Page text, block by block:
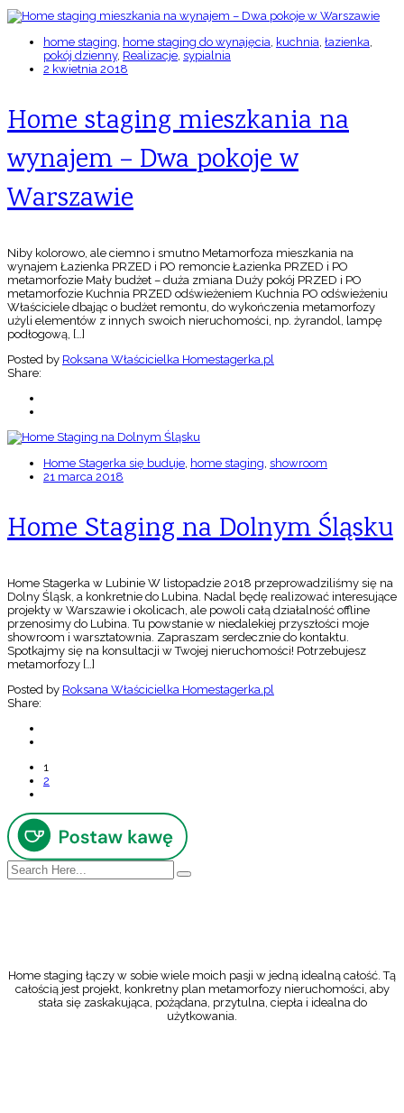
home staging, home staging do wynajęcia, kuchnia, łazienka,
pokój dzienny, Realizacje, sypialnia
2 kwietnia 2018
Home staging mieszkania na
wynajem – Dwa pokoje w
Warszawie
Niby kolorowo, ale ciemno i smutno Metamorfoza mieszkania na
wynajem Łazienka PRZED i PO remoncie Łazienka PRZED i PO
metamorfozie Mały budżet – duża zmiana Duży pokój PRZED i PO
metamorfozie Kuchnia PRZED odświeżeniem Kuchnia PO odświeżeniu
Właściciele dbając o budżet remontu, do wykończenia metamorfozy
użyli elementów z innych swoich nieruchomości, np. żyrandol, lampę
podłogową, […]
Posted by Roksana Właścicielka Homestagerka.pl
Share:
Home Stagerka się buduje, home staging, showroom
21 marca 2018
Home Staging na Dolnym Śląsku
Home Stagerka w Lubinie W listopadzie 2018 przeprowadziliśmy się na
Dolny Śląsk, a konkretnie do Lubina. Nadal będę realizować interesujące
projekty w Warszawie i okolicach, ale powoli całą działalność offline
przenosimy do Lubina. Tu powstanie w niedalekiej przyszłości moje
showroom i warsztatownia. Zapraszam serdecznie do kontaktu.
Spotkajmy się na konsultacji w Twojej nieruchomości! Potrzebujesz
metamorfozy […]
Posted by Roksana Właścicielka Homestagerka.pl
Share:
1
2
Home staging łączy w sobie wiele moich pasji w jedną idealną całość. Tą
całością jest projekt, konkretny plan metamorfozy nieruchomości, aby
stała się zaskakująca, pożądana, przytulna, ciepła i idealna do
użytkowania.